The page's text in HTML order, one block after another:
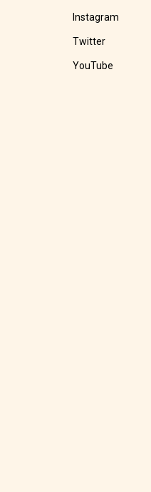
Instagram
Twitter
YouTube